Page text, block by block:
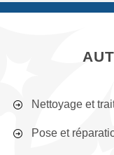
Nettoyage et
Pose et